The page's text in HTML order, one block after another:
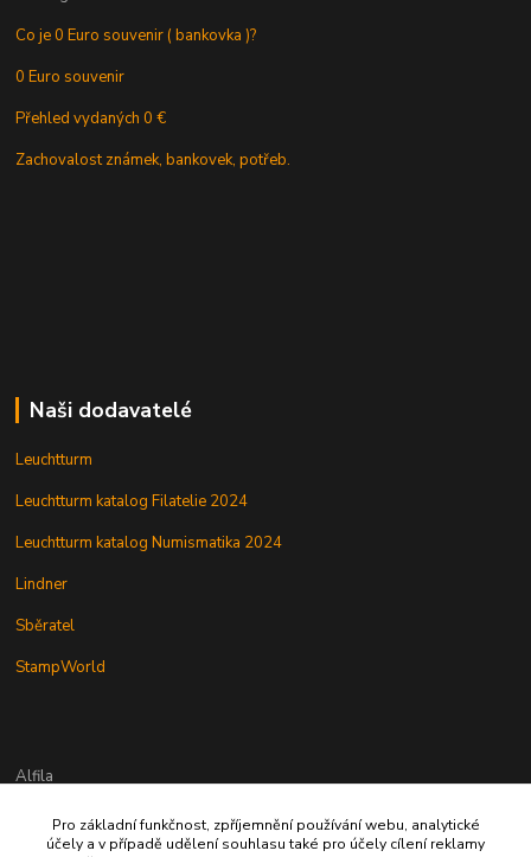
Co je 0 Euro souvenir ( bankovka )?
0 Euro souvenir
Přehled vydaných 0 €
Zachovalost známek, bankovek, potřeb.
Naši dodavatelé
Leuchtturm
Leuchtturm katalog Filatelie 2024
Leuchtturm katalog Numismatika 2024
Lindner
Sběratel
StampWorld
Alfila
777 326 454
Pro základní funkčnost, zpříjemnění používání webu, analytické
účely a v případě udělení souhlasu také pro účely cílení reklamy